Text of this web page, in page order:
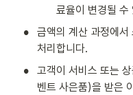
료율이 변경될 수
•
금액의 계산 과정에서
처리합니다.
•
고객이 서비스 또는
벤트 사은품)을 받은